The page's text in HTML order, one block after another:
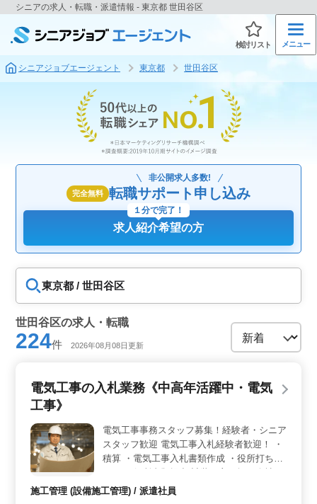
シニアの求人・転職・派遣情報 - 東京都 世田谷区
検討リスト メニュー
シニアジョブエージェント 東京都 世田谷区
完全無料
非公開求人多数!
転職サポート申し込み
求人紹介希望の方
１分で完了！
東京都 / 世田谷区
世田谷区の求人・転職
224件 2026年08月08日更新
電気工事の入札業務《中高年活躍中・電気
工事》
電気工事事務スタッフ募集！経験者・シニア
スタッフ歓迎 電気工事入札経験者歓迎！ ・
積算 ・電気工事入札書類作成 ・役所打ち合
で、官公庁仕事の入札業務を行っていただき
施工管理 (設備施工管理) / 派遣社員